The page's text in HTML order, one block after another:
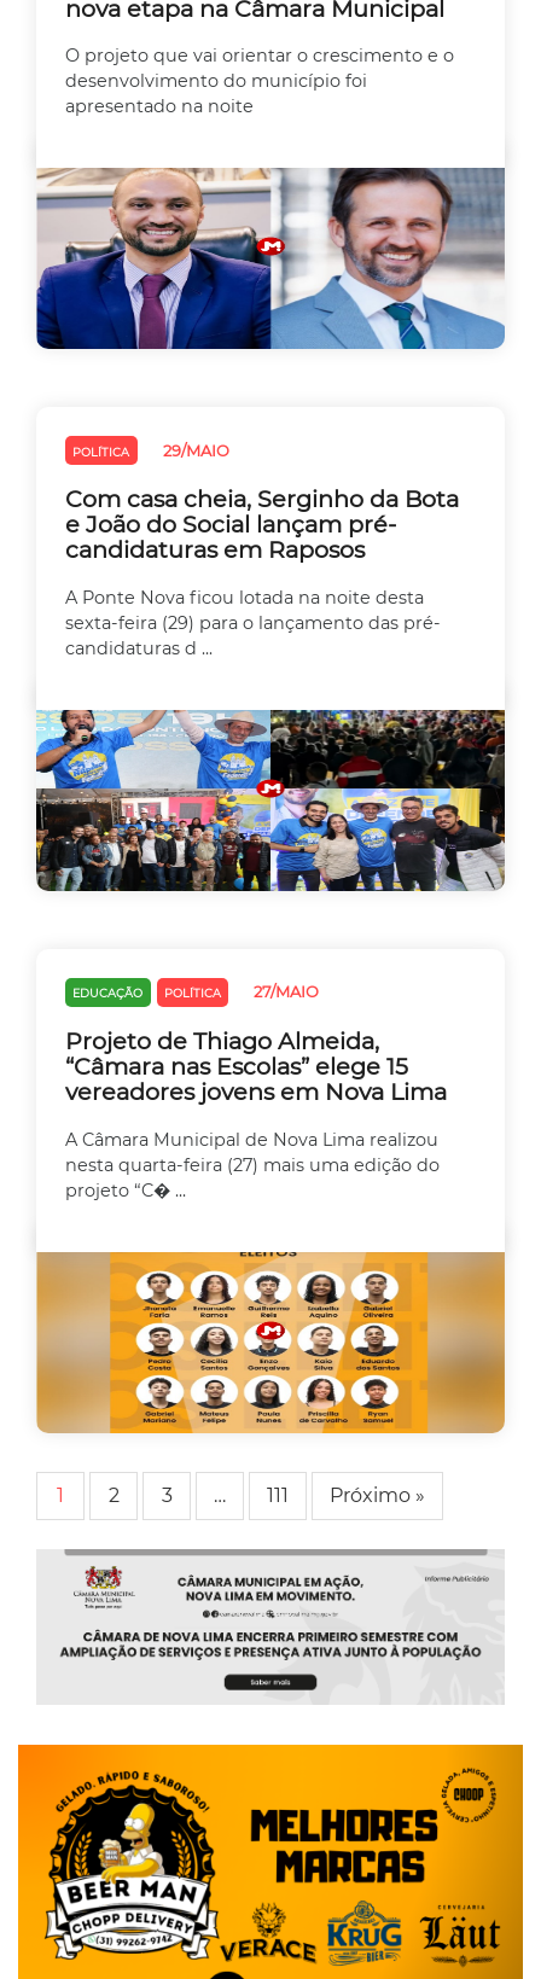
nova etapa na Câmara Municipal
O projeto que vai orientar o crescimento e o
desenvolvimento do município foi
apresentado na noite
POLÍTICA 29/MAIO
Com casa cheia, Serginho da Bota
e João do Social lançam pré-
candidaturas em Raposos
A Ponte Nova ficou lotada na noite desta
sexta-feira (29) para o lançamento das pré-
candidaturas d ...
EDUCAÇÃO POLÍTICA 27/MAIO
Projeto de Thiago Almeida,
“Câmara nas Escolas” elege 15
vereadores jovens em Nova Lima
A Câmara Municipal de Nova Lima realizou
nesta quarta-feira (27) mais uma edição do
projeto “C� ...
1 2 3 … 111 Próximo »